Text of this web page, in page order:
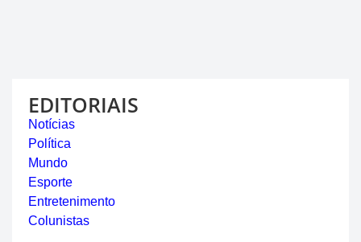
EDITORIAIS
Notícias
Política
Mundo
Esporte
Entretenimento
Colunistas